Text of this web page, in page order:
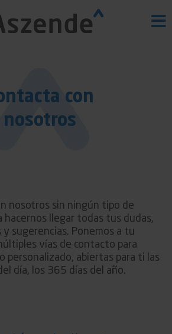
con
nosotros
nosotros sin ningún tipo de
hacernos llegar todas tus dudas,
y sugerencias. Ponemos a tu
vías de contacto para
abiertas para ti las
día, los 365 días del año.